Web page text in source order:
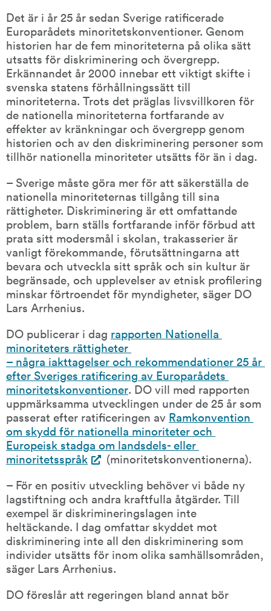
Det är i år 25 år sedan Sverige ratificerade
Europarådets minoritetskonventioner. Genom
historien har de fem minoriteterna på olika sätt
utsatts för diskriminering och övergrepp.
Erkännandet år 2000 innebar ett viktigt skifte i
svenska statens förhållningssätt till
minoriteterna. Trots det präglas livsvillkoren för
de nationella minoriteterna fortfarande av
effekter av kränkningar och övergrepp genom
historien och av den diskriminering personer som
tillhör nationella minoriteter utsätts för än i dag.
– Sverige måste göra mer för att säkerställa de
nationella minoriteternas tillgång till sina
rättigheter. Diskriminering är ett omfattande
problem, barn ställs fortfarande inför förbud att
prata sitt modersmål i skolan, trakasserier är
vanligt förekommande, förutsättningarna att
bevara och utveckla sitt språk och sin kultur är
begränsade, och upplevelser av etnisk profilering
minskar förtroendet för myndigheter, säger DO
Lars Arrhenius.
DO publicerar i dag rapporten Nationella
minoriteters rättigheter
– några iakttagelser och rekommendationer 25 år
efter Sveriges ratificering av Europarådets
minoritetskonventioner. DO vill med rapporten
uppmärksamma utvecklingen under de 25 år som
passerat efter ratificeringen av Ramkonvention
om skydd för nationella minoriteter och
Europeisk stadga om landsdels- eller
minoritetsspråk
(minoritetskonventionerna).
– För en positiv utveckling behöver vi både ny
lagstiftning och andra kraftfulla åtgärder. Till
exempel är diskrimineringslagen inte
heltäckande. I dag omfattar skyddet mot
diskriminering inte all den diskriminering som
individer utsätts för inom olika samhällsområden,
säger Lars Arrhenius.
DO föreslår att regeringen bland annat bör